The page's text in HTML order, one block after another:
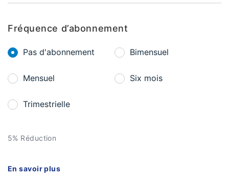
Fréquence d’abonnement
Pas d'abonnement Bimensuel
Mensuel Six mois
Trimestrielle
5% Réduction
En savoir plus